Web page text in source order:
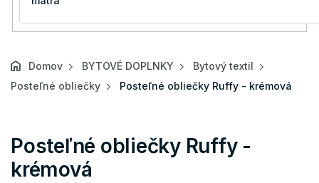
Domov BYTOVÉ DOPLNKY
Bytový textil
Posteľné obliečky
Posteľné obliečky Ruffy - krémová
Posteľné obliečky Ruffy -
krémová